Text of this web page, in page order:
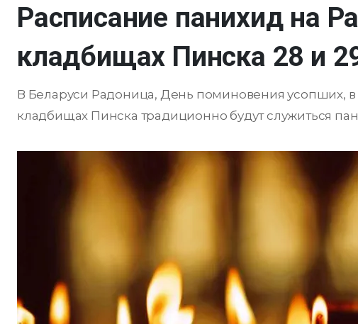
Расписание панихид на
кладбищах Пинска 28 и
В Беларуси Радоница, День поминовения усопших, в
кладбищах Пинска традиционно будут служиться